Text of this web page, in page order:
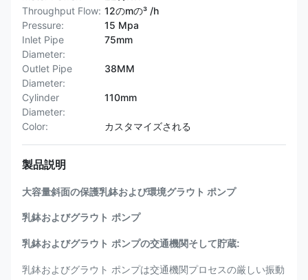
Throughput Flow: 12のmの³ /h
Pressure:
15 Mpa
Inlet Pipe
Diameter:
75mm
Outlet Pipe
Diameter:
38MM
Cylinder
Diameter:
110mm
Color: カスタマイズされる
製品説明
大容量斜面の保護乳鉢および環境グラウト ポンプ
乳鉢およびグラウト ポンプ
乳鉢およびグラウト ポンプの交通機関そして貯蔵:
乳鉢およびグラウト ポンプは交通機関プロセスの厳しい振動